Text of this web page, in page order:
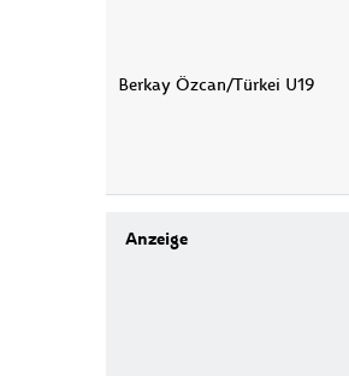
Berkay Özcan/Türkei U19